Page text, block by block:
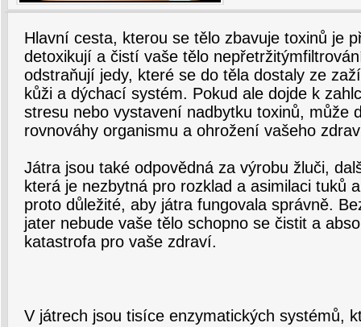
Hlavní cesta, kterou se tělo zbavuje toxinů je
detoxikují a čistí vaše tělo
odstraňují jedy, které se do těla dostaly ze
kůži a dýchací systém. Pokud ale dojde k
stresu nebo vystavení nadbytku toxinů, může
rovnováhy organismu a ohrožení vašeho
Játra jsou také odpovědná za výrobu žluči,
která je nezbytná pro rozklad a asimilaci tuků
proto důležité, aby játra fungovala správně.
jater nebude vaše tělo schopno se čistit a
katastrofa pro vaše zdraví.
V játrech jsou tisíce enzymatických systémů,